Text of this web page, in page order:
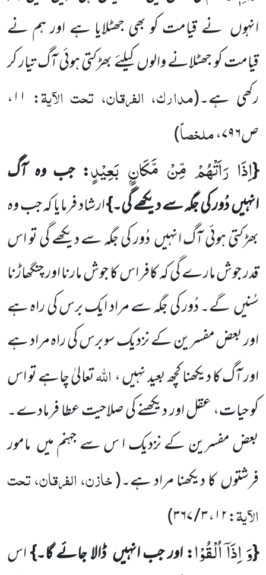
انہوں نے قیامت کو بھی جھٹلایا ہے اور ہم نے
قیامت کو جھٹلانے والوںکیلئے بھڑکتی ہوئی آگ تیار کر
رکھی ہے۔(مدارک، الفرقان، تحت الآیۃ
: ۱۱،
ص۷۹۶،
ملخصاً)
{اِذَا رَاَتْهُمْ مِّنْ مَّكَانٍۭ بَعِیْدٍ: جب وہ آگ
انہیںدُور کی جگہ سے دیکھے گی۔}ارشاد فرمایا کہ جب وہ
بھڑکتی ہوئی آگ انہیںدُور کی جگہ سے دیکھے گی تو اس
قدر جوش مارے گی کہ کافر اس کا جوش مارنا اور چنگھاڑنا
سُنیںگے۔ دُور کی جگہ سے مراد ایک برس کی راہ ہے
اور بعض مفسرین کے نزدیک سو برس کی راہ مراد ہے
اور آگ کا دیکھنا کچھ بعید نہیں ،اللہتعالیٰ چاہے تو اس
کو حیات، عقل اور دیکھنے کی صلاحیت عطا فرمادے۔
بعض مفسرین کے نزدیک ا س سے جہنم میں مامور
فرشتوںکا دیکھنا مراد ہے۔(خازن، الفرقان، تحت
الآیۃ: ۱۲، ۳ / ۳۶۷
)
{وَ اِذَاۤ اُلْقُوْا:اور جب انہیں ڈالا جائے گا۔}اس